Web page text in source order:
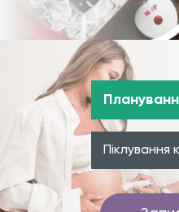
Піклування